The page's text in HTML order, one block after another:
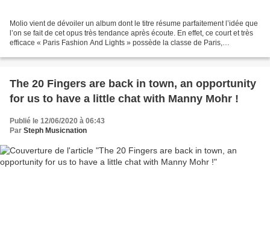
Molio vient de dévoiler un album dont le titre résume parfaitement l’idée que
l’on se fait de cet opus très tendance après écoute. En effet, ce court et très
efficace « Paris Fashion And Lights » possède la classe de Paris,
The 20 Fingers are back in town, an opportunity
for us to have a little chat with Manny Mohr !
Publié le 12/06/2020 à 06:43
Par Steph Musicnation